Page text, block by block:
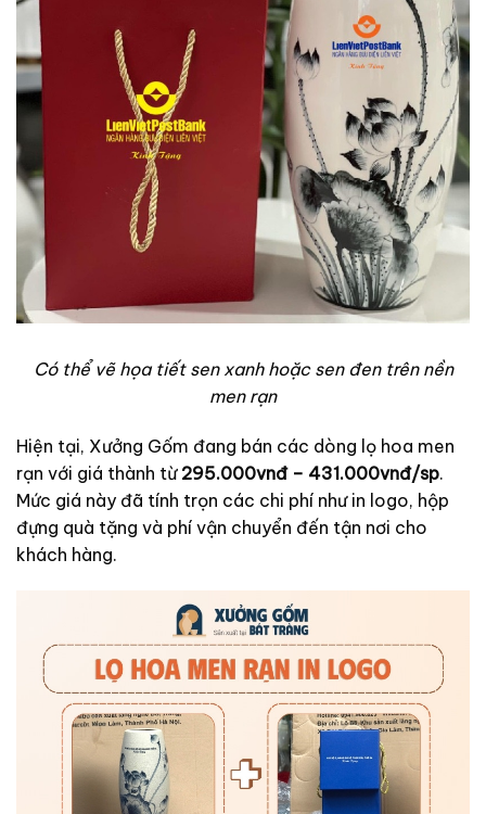
Có thể vẽ họa tiết sen xanh hoặc sen đen trên nền
men rạn
Hiện tại, Xưởng Gốm đang bán các dòng lọ hoa men
rạn với giá thành từ 295.000vnđ – 431.000vnđ/sp.
Mức giá này đã tính trọn các chi phí như in logo, hộp
đựng quà tặng và phí vận chuyển đến tận nơi cho
khách hàng.